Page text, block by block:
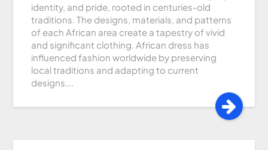
identity, and pride, rooted in centuries-old
traditions. The designs, materials, and patterns
of each African area create a tapestry of vivid
and significant clothing. African dress has
influenced fashion worldwide by preserving
local traditions and adapting to current
designs….